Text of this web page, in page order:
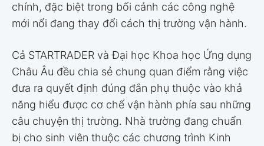
chính, đặc biệt trong bối cảnh các công nghệ
mới nổi đang thay đổi cách thị trường vận hành.
Cả STARTRADER và Đại học Khoa học Ứng dụng
Châu Âu đều chia sẻ chung quan điểm rằng việc
đưa ra quyết định đúng đắn phụ thuộc vào khả
năng hiểu được cơ chế vận hành phía sau những
câu chuyện thị trường. Nhà trường đang chuẩn
bị cho sinh viên thuộc các chương trình Kinh